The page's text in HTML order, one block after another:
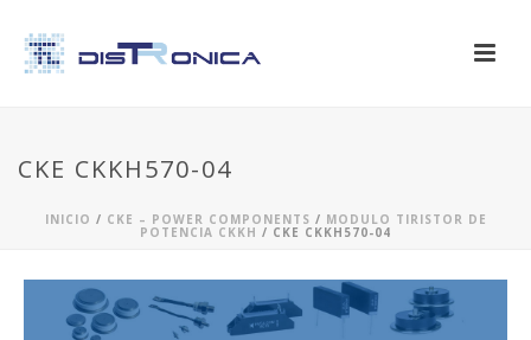
CKE CKKH570-04
INICIO / CKE – POWER COMPONENTS / MODULO TIRISTOR DE
POTENCIA CKKH / CKE CKKH570-04